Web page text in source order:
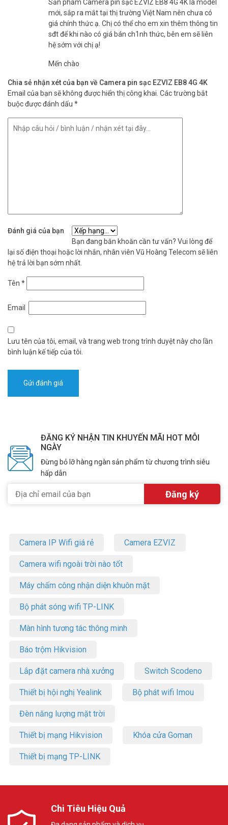
– Thông tin quy định
– Hướng dẫn nhanh
Giải đáp câu hỏi thường gặp (Q&A)
Camera EZVIZ EB8 4G 4K có hỗ trợ kết nối mạng nào?
Camera sử dụng SIM 4G trực tiếp, không cần Wi-Fi, giúp
giám sát linh hoạt ở mọi nơi có sóng di động.
Thời lượng pin của EZVIZ EB8 4G 4K dùng được bao lâu?
Trả lời:Camera trang bị pin dung lượng 10.400mAh, có thể sạc lại
bằng tấm pin năng lượng mặt trời, cho thời gian sử dụng lâu dài.
Có, camera tích hợp AI giúp phát hiện chính xác chuyển
động người, tự động theo dõi và gửi cảnh báo kịp thời.
EZVIZ EB8 4G 4K có khả năng ghi hình ban đêm màu không?
động nhờ đèn trợ sáng và công nghệ hồng ngoại chuyên dụng.
Camera EZVIZ EB8 4G 4K kết hợp độ phân giải cao, kết nối 4G và
năng lượng mặt trời, lý tưởng cho giám sát vùng sâu. Bảo vệ tài sản
vấn miễn phí và giao hàng toàn quốc! Gọi ngay Hotline 1900 9259.
Tham khảo thêm thông tin tạiFacebook Vuhoangtelecomnhé.
Sản phẩm Camera pin sạc EZVIZ EB8 4G 4K là model
mới, sắp ra mắt tại thị trường Việt Nam nên chưa có
giá chính thức ạ. Chị có thể cho em xin thêm thông tin
sđt để khi nào có giá bán ch1nh thức, bên em sẽ liên
hệ sớm với chị ạ!
Mến chào
Chia sẻ nhận xét của bạn về Camera pin sạc EZVIZ EB8 4G 4K
Email của bạn sẽ không được hiển thị công khai. Các trường bắt
buộc được đánh dấu *
Đánh giá của bạn
Bạn đang băn khoăn cần tư vấn? Vui lòng để
lại số điện thoại hoặc lời nhắn, nhân viên Vũ Hoàng Telecom sẽ liên
hệ trả lời bạn sớm nhất.
Tên *
Email
Lưu tên của tôi, email, và trang web trong trình duyệt này cho lần
bình luận kế tiếp của tôi.
ĐĂNG KÝ NHẬN TIN KHUYẾN MÃI HOT MỖI
NGÀY
Đừng bỏ lỡ hàng ngàn sản phẩm từ chương trình siêu
hấp dẫn
Camera IP Wifi giá rẻ Camera EZVIZ
Camera wifi ngoài trời nào tốt
Máy chấm công nhận diện khuôn mặt
Bộ phát sóng wifi TP-LINK
Màn hình tương tác thông minh
Báo trộm Hikvision
Lắp đặt camera nhà xưởng Switch Scodeno
Thiết bị hội nghị Yealink Bộ phát wifi Imou
Đèn năng lượng mặt trời
Thiết bị mạng Hikvision Khóa cửa Goman
Thiết bị mạng TP-LINK
Chi Tiêu Hiệu Quả